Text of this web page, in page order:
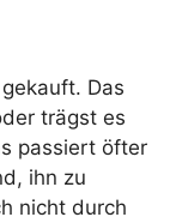
Das
trägst es
passiert öfter
ihn zu
nicht durch